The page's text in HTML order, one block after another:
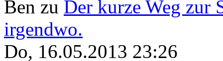
Ben zu Der kurze Weg zur
irgendwo.
Do, 16.05.2013 23:26